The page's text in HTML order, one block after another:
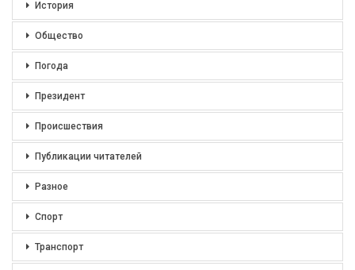
История
Общество
Погода
Президент
Происшествия
Публикации читателей
Разное
Спорт
Транспорт